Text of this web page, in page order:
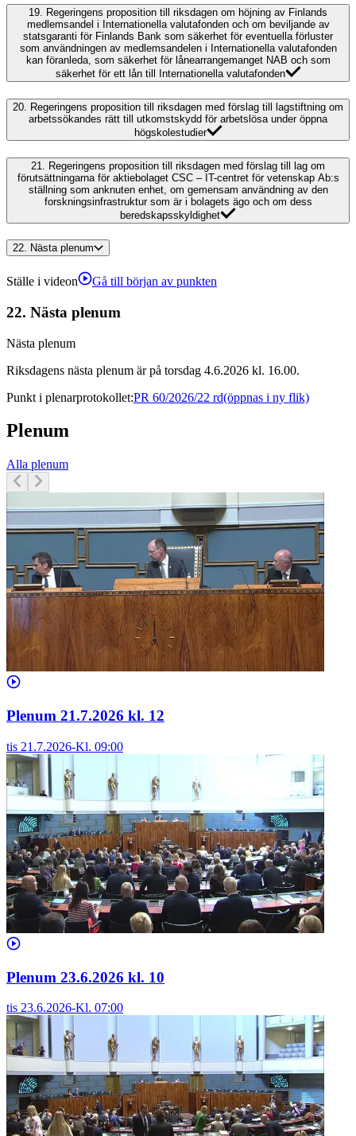
19. Regeringens proposition till riksdagen om höjning av Finlands
medlemsandel i Internationella valutafonden och om beviljande av
statsgaranti för Finlands Bank som säkerhet för eventuella förluster
som användningen av medlemsandelen i Internationella valutafonden
kan föranleda, som säkerhet för lånearrangemanget NAB och som
säkerhet för ett lån till Internationella valutafonden
20.
Regeringens proposition till riksdagen med förslag till lagstiftning om
arbetssökandes rätt till utkomstskydd för arbetslösa under öppna
högskolestudier
21.
Regeringens proposition till riksdagen med förslag till lag om
förutsättningarna för aktiebolaget CSC – IT-centret för vetenskap Ab:s
ställning som anknuten enhet, om gemensam användning av den
forskningsinfrastruktur som är i bolagets ägo och om dess
beredskapsskyldighet
22. Nästa plenum
Ställe i videon Gå till början av punkten
22. Nästa plenum
Nästa plenum
Riksdagens nästa plenum är på torsdag 4.6.2026 kl. 16.00.
Punkt i plenarprotokollet:PR 60/2026/22 rd(öppnas i ny flik)
Plenum
Alla plenum
Plenum 21.7.2026 kl. 12
tis 21.7.2026-Kl. 09:00
Plenum 23.6.2026 kl. 10
tis 23.6.2026-Kl. 07:00